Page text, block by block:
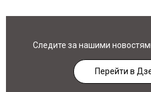
Следите за нашими
Перейти в